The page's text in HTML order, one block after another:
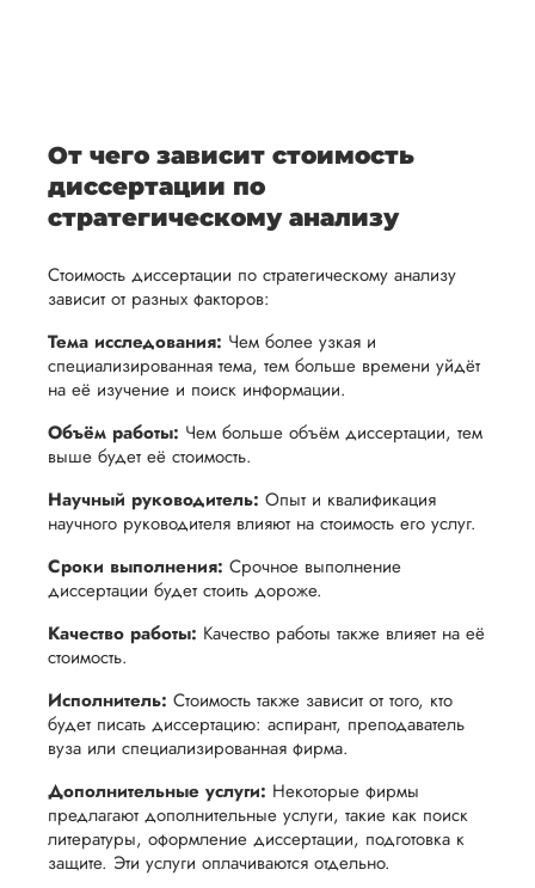
темы.
готовы
предоставить
помощь
подготовке
презентации
и речи
перед
защитой.
Наша
цель -
обеспечить
вам
уверенность
в своей
работе и
помочь
успешно
пройти
защиты
научной
работы.
и
проведения
проверки
работы,
установленная
сумма
будет
возвращена
заказчику.
Мы
стремимся
процесс
способом,
удобным
для вас,
в
разумные
сроки
после
утверждения
запроса
на
работы. В
начале
сотрудничества
мы
обсудим
договоримся
о сроках
выполнения,
чтобы
все
написания
работы.
От чего зависит стоимость
диссертации по
стратегическому анализу
Стоимость диссертации по стратегическому анализу
зависит от разных факторов:
Тема исследования: Чем более узкая и
специализированная тема, тем больше времени уйдёт
на её изучение и поиск информации.
Объём работы: Чем больше объём диссертации, тем
выше будет её стоимость.
Научный руководитель: Опыт и квалификация
научного руководителя влияют на стоимость его услуг.
Сроки выполнения: Срочное выполнение
диссертации будет стоить дороже.
Качество работы: Качество работы также влияет на её
стоимость.
Исполнитель: Стоимость также зависит от того, кто
будет писать диссертацию: аспирант, преподаватель
вуза или специализированная фирма.
Дополнительные услуги: Некоторые фирмы
предлагают дополнительные услуги, такие как поиск
литературы, оформление диссертации, подготовка к
защите. Эти услуги оплачиваются отдельно.